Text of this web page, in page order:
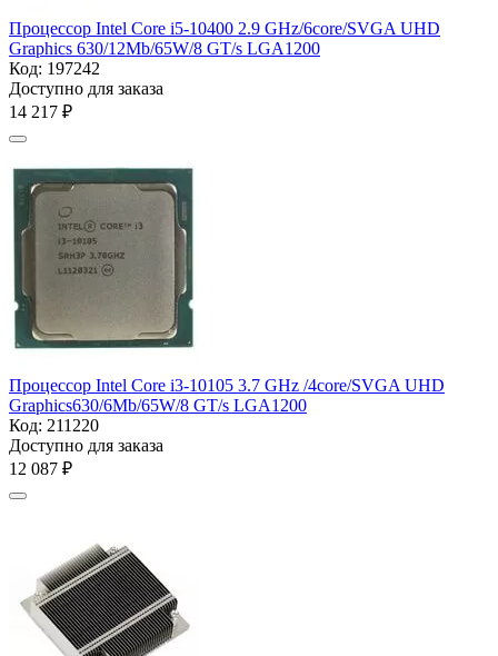
Процессор Intel Core i5-10400 2.9 GHz/6core/SVGA UHD
Graphics 630/12Mb/65W/8 GT/s LGA1200
Код: 197242
Доступно для заказа
14 217 ₽
Процессор Intel Core i3-10105 3.7 GHz /4core/SVGA UHD
Graphics630/6Mb/65W/8 GT/s LGA1200
Код: 211220
Доступно для заказа
12 087 ₽